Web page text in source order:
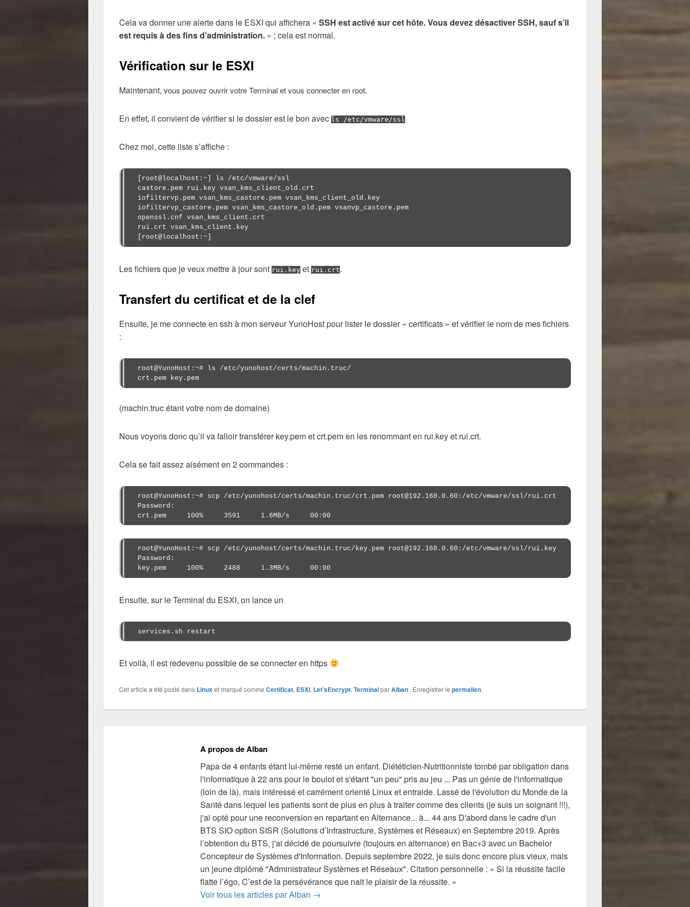
Cela va donner une alerte dans le ESXI qui affichera « SSH est activé sur cet hôte. Vous devez désactiver SSH, sauf s’il
est requis à des fins d’administration. » ; cela est normal.
Vérification sur le ESXI
Maintenant, vous pouvez ouvrir votre Terminal et vous connecter en root.
En effet, il convient de vérifier si le dossier est le bon avec ls /etc/vmware/ssl
Chez moi, cette liste s’affiche :
[root@localhost:~] ls /etc/vmware/ssl
castore.pem rui.key vsan_kms_client_old.crt
iofiltervp.pem vsan_kms_castore.pem vsan_kms_client_old.key
iofiltervp_castore.pem vsan_kms_castore_old.pem vsanvp_castore.pem
openssl.cnf vsan_kms_client.crt
rui.crt vsan_kms_client.key
[root@localhost:~]
Les fichiers que je veux mettre à jour sont rui.key et rui.crt.
Transfert du certificat et de la clef
Ensuite, je me connecte en ssh à mon serveur YunoHost pour lister le dossier « certificats » et vérifier le nom de mes fichiers
:
root@YunoHost:~# ls /etc/yunohost/certs/machin.truc/
crt.pem key.pem
(machin.truc étant votre nom de domaine)
Nous voyons donc qu’il va falloir transférer key.pem et crt.pem en les renommant en rui.key et rui.crt.
Cela se fait assez aisément en 2 commandes :
root@YunoHost:~# scp /etc/yunohost/certs/machin.truc/crt.pem root@192.168.0.60:/etc/vmware/ssl/rui.crt
Password:
crt.pem     100%     3591     1.6MB/s     00:00
root@YunoHost:~# scp /etc/yunohost/certs/machin.truc/key.pem root@192.168.0.60:/etc/vmware/ssl/rui.key
Password:
key.pem     100%     2488     1.3MB/s     00:00
Ensuite, sur le Terminal du ESXI, on lance un
services.sh restart
Et voilà, il est redevenu possible de se connecter en https
Cet article a été posté dans Linuxet marqué comme Certificat, ESXI, Let'sEncrypt,TerminalparAlban . Enregistrer le permalien.
A propos de Alban
Papa de 4 enfants étant lui-même resté un enfant. Diététicien-Nutritionniste tombé par obligation dans
l'informatique à 22 ans pour le boulot et s'étant "un peu" pris au jeu ... Pas un génie de l'informatique
(loin de là), mais intéressé et carrément orienté Linux et entraide. Lassé de l'évolution du Monde de la
Santé dans lequel les patients sont de plus en plus à traiter comme des clients (je suis un soignant !!!),
j'ai opté pour une reconversion en repartant en Alternance... à... 44 ans D'abord dans le cadre d'un
BTS SIO option SISR (Solutions d’Infrastructure, Systèmes et Réseaux) en Septembre 2019. Après
l’obtention du BTS, j'ai décidé de poursuivre (toujours en alternance) en Bac+3 avec un Bachelor
Concepteur de Systèmes d'Information. Depuis septembre 2022, je suis donc encore plus vieux, mais
un jeune diplômé "Administrateur Systèmes et Réseaux". Citation personnelle : « Si la réussite facile
flatte l’égo, C’est de la persévérance que nait le plaisir de la réussite. »
Voir tous les articles par Alban →